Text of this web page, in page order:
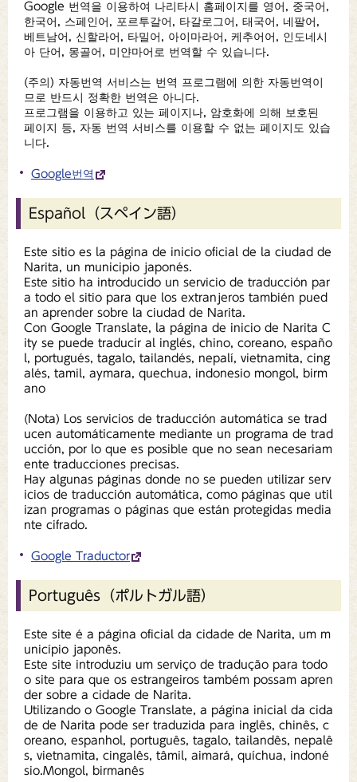
Google 번역을 이용하여 나리타시 홈페이지를 영어, 중국어,
한국어, 스페인어, 포르투갈어, 타갈로그어, 태국어, 네팔어,
베트남어, 신할라어, 타밀어, 아이마라어, 케추어어, 인도네시
아 단어, 몽골어, 미얀마어로 번역할 수 있습니다.
(주의) 자동번역 서비스는 번역 프로그램에 의한 자동번역이
므로 반드시 정확한 번역은 아니다.
프로그램을 이용하고 있는 페이지나, 암호화에 의해 보호된
페이지 등, 자동 번역 서비스를 이용할 수 없는 페이지도 있습
니다.
Google번역
Español（スペイン語）
Este sitio es la página de inicio oficial de la ciudad de
Narita, un municipio japonés.
Este sitio ha introducido un servicio de traducción par
a todo el sitio para que los extranjeros también pued
an aprender sobre la ciudad de Narita.
Con Google Translate, la página de inicio de Narita C
ity se puede traducir al inglés, chino, coreano, españo
l, portugués, tagalo, tailandés, nepalí, vietnamita, cing
alés, tamil, aymara, quechua, indonesio mongol, birm
ano
(Nota) Los servicios de traducción automática se trad
ucen automáticamente mediante un programa de trad
ucción, por lo que es posible que no sean necesariam
ente traducciones precisas.
Hay algunas páginas donde no se pueden utilizar serv
icios de traducción automática, como páginas que util
izan programas o páginas que están protegidas media
nte cifrado.
Google Traductor
Português（ポルトガル語）
Este site é a página oficial da cidade de Narita, um m
unicípio japonês.
Este site introduziu um serviço de tradução para todo
o site para que os estrangeiros também possam apren
der sobre a cidade de Narita.
Utilizando o Google Translate, a página inicial da cida
de de Narita pode ser traduzida para inglês, chinês, c
oreano, espanhol, português, tagalo, tailandês, nepalê
s, vietnamita, cingalês, tâmil, aimará, quíchua, indoné
sio.Mongol, birmanês